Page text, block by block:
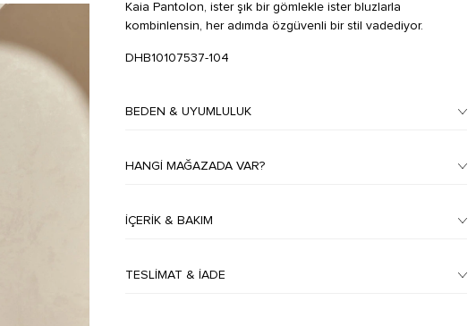
Kaia Pantolon, ister şık bir gömlekle ister bluzlarla
kombinlensin, her adımda özgüvenli bir stil vadediyor.
DHB10107537-104
BEDEN & UYUMLULUK
HANGI MAĞAZADA VAR?
İÇERIK & BAKIM
TESLIMAT & İADE